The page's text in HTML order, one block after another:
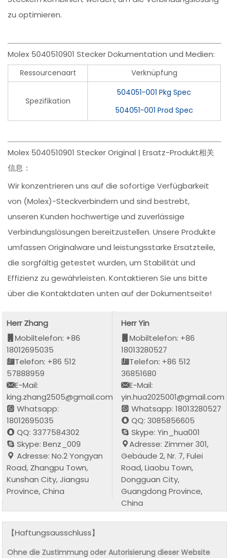
zu optimieren.
Molex 5040510901 Stecker Dokumentation und Medien:
Ressourcenaart Verknüpfung
Spezifikation
504051-001 Pkg Spec
504051-001 Prod Spec
Molex 5040510901 Stecker Original | Ersatz-Produkt相关
信息：
Wir konzentrieren uns auf die sofortige Verfügbarkeit
von (Molex)-Steckverbindern und sind bestrebt,
unseren Kunden hochwertige und zuverlässige
Verbindungslösungen bereitzustellen. Unsere Produkte
umfassen Originalware und leistungsstarke Ersatzteile,
die sorgfältig getestet wurden, um Stabilität und
Effizienz zu gewährleisten. Kontaktieren Sie uns bitte
über die Kontaktdaten unten auf der Dokumentseite!
Herr Zhang
Mobiltelefon: +86
18012695035
Telefon: +86 512
57888959
E-Mail:
king.zhang2505@gmail.com
Whatsapp:
18012695035
QQ: 3377584302
Skype: Benz_009
Adresse: No.2 Yongyan
Road, Zhangpu Town,
Kunshan City, Jiangsu
Province, China
Herr Yin
Mobiltelefon: +86
18013280527
Telefon: +86 512
36851680
E-Mail:
yin.hua2025001@gmail.com
Whatsapp: 18013280527
QQ: 3085856605
Skype: Yin_hua001
Adresse: Zimmer 301,
Gebäude 2, Nr. 7, Fulei
Road, Liaobu Town,
Dongguan City,
Guangdong Province,
China
【Haftungsausschluss】
Ohne die Zustimmung oder Autorisierung dieser Website